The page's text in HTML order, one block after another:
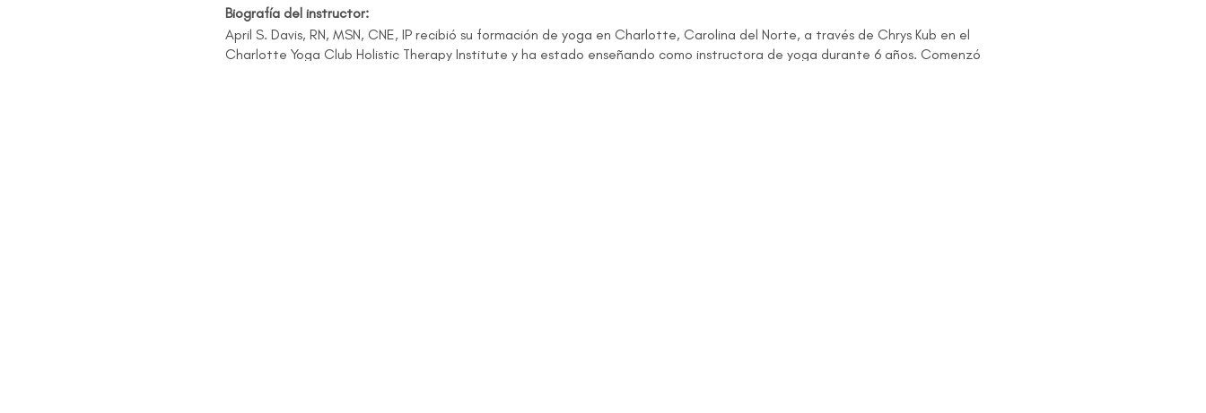
Biografía del instructor:
April S. Davis, RN, MSN, CNE, IP recibió su formación de yoga en Charlotte, Carolina del Norte, a través de Chrys Kub en el
Charlotte Yoga Club Holistic Therapy Institute y ha estado enseñando como instructora de yoga durante 6 años. Comenzó